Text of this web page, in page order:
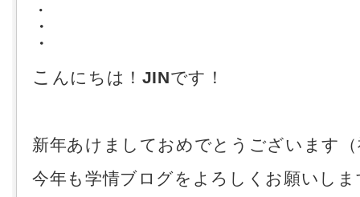
・
・
・
こ んにちは！ JINです！
新年あけましておめでとうございます（
今年も学情ブログをよろしくお願いしま